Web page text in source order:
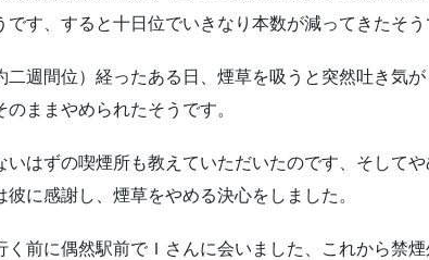
です、すると十日位でいきなり本数が減ってきたそう
二週間位）経ったある日、煙草を吸うと突然吐き気
ままやめられたそうです。
いはずの喫煙所も教えていただいたのです、そして
彼に感謝し、煙草をやめる決心をしました。
く前に偶然駅前でＩさんに会いました、これから禁